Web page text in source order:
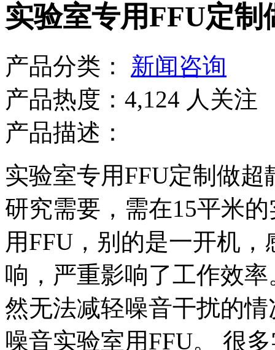
实验室专用FFU定
产品分类： 新闻咨询
产品热度：4,124 人关注
产品描述：
实验室专用FFU定制做
研究需要，需在15平米
用FFU，别的是一开机
响，严重影响了工作效
然无法减轻噪音干扰的
噪音实验室用FFU。 很